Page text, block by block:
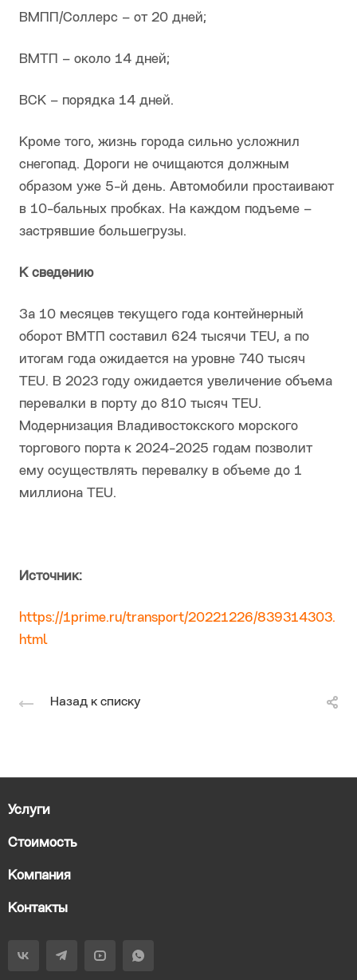
ВМПП/Соллерс – от 20 дней;
ВМТП – около 14 дней;
ВСК – порядка 14 дней.
Кроме того, жизнь города сильно усложнил
снегопад. Дороги не очищаются должным
образом уже 5-й день. Автомобили простаивают
в 10-бальных пробках. На каждом подъеме –
застрявшие большегрузы.
К сведению
За 10 месяцев текущего года контейнерный
оборот ВМТП составил 624 тысячи TEU, а по
итогам года ожидается на уровне 740 тысяч
TEU. В 2023 году ожидается увеличение объема
перевалки в порту до 810 тысяч TEU.
Модернизация Владивостокского морского
торгового порта к 2024-2025 годам позволит
ему осуществлять перевалку в объеме до 1
миллиона TEU.
Источник:
https://1prime.ru/transport/20221226/839314303.
html
Назад к списку
Услуги
Стоимость
Компания
Контакты